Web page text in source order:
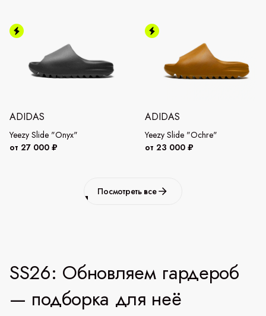
ADIDAS
Yeezy Slide "Onyx"
от 27 000 ₽
ADIDAS
Yeezy Slide "Ochre"
от 23 000 ₽
Посмотреть все
SS26: Обновляем гардероб
— подборка для неё